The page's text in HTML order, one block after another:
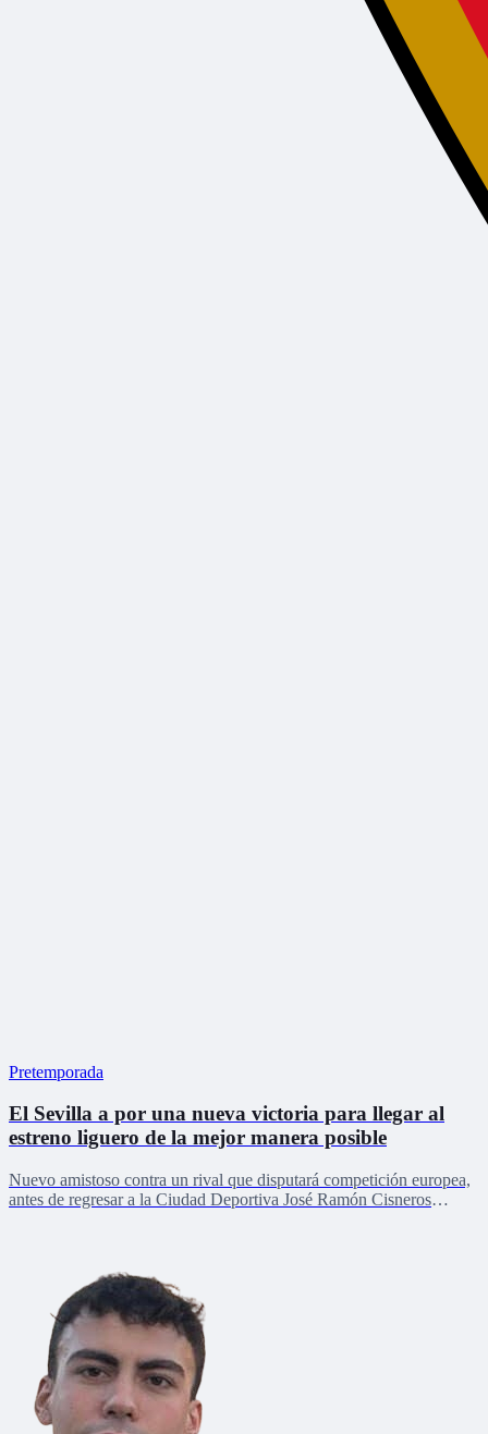
Pretemporada
El Sevilla a por una nueva victoria para llegar al
estreno liguero de la mejor manera posible
Nuevo amistoso contra un rival que disputará competición europea,
antes de regresar a la Ciudad Deportiva José Ramón Cisneros